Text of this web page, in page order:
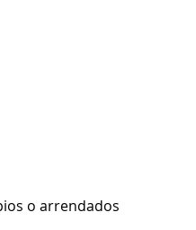
o arrendados